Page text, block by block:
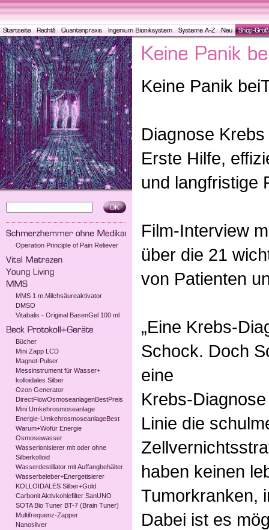
Operation Principle of Pain Reliever
MMS 1 m.Milchsäureaktivator
DMSO
Vitabalis - Original BasenGel 100 ml
Bücher
Mini Zapp LCD
Magnet-Pulser
Messinstrument für Wasser+
kolloidales Silber
Ozon Generator
DirectFlowOsmoseanlagenBestPreis
Mini Umkehrosmoseanlage
Energie-UmkehrosmoseanlageBest
Warum+Wofür Energie
Osmosewasser
Wasserionisierer mit oder ohne
Silberkolloid
Wasserdestillator mit Auffangbehälter
Wasserbeleber+Energetisierer
KOLLOIDALES Silber+Gold
Carbonit Aktivkohlefilter SanUNO
SOTA Bio Tuner BT-7 (Brain Tuner)
Multifrequenz-Zapper
Nanosilver
Keine Panik
Diagnose Krebs
Erste Hilfe,
und langfristige
Film-Interview
über die 21
von Patienten
„Eine Krebs-
Schock. Doch
eine
Krebs-
Linie die
haben keinen
Tumorkranken,
Dabei ist es